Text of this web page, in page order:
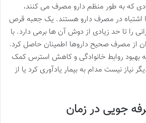
که به طور منظم دارو مصرف می کنند،
اشتباه در مصرف دارو هستند. یک جعبه قرص
را تا حد زیادی از دوش آن ها برمی دارد. با
از مصرف صحیح داروها اطمینان حاصل کرد.
بهبود روابط خانوادگی و کاهش استرس کمک
نیاز نیست مدام به بیمار یادآوری کرد یا از
جویی در زمان